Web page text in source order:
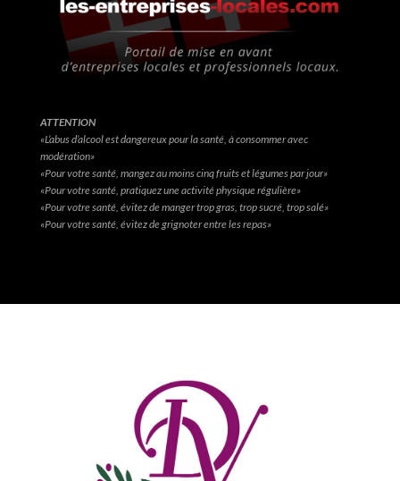
ATTENTION
«L’abus d’alcool est dangereux pour la santé, à consommer avec
modération»
«Pour votre santé, mangez au moins cinq fruits et légumes par jour»
«Pour votre santé, pratiquez une activité physique régulière»
«Pour votre santé, évitez de manger trop gras, trop sucré, trop salé»
«Pour votre santé, évitez de grignoter entre les repas»